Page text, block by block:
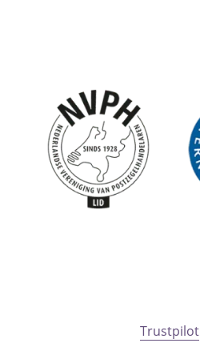
Trustpilot